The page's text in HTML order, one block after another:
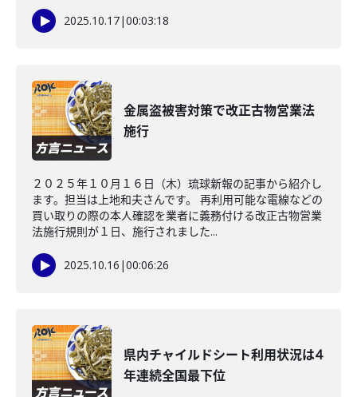
2025.10.17|00:03:18
金属盗被害対策で改正古物営業法
施行
２０２５年１０月１６日（木）琉球新報の記事から紹介し
ます。担当は上地和夫さんです。 再利用可能な電線などの
買い取りの際の本人確認を業者に義務付ける改正古物営業
法施行規則が１日、施行されました...
2025.10.16 |00:06:26
県内チャイルドシート利用状況は4
年連続全国最下位